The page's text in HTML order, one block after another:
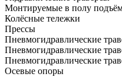
Монтируемые в полу
Колёсные тележки
Прессы
Пневмогидравлические
Пневмогидравлические
Пневмогидравлические
Осевые опоры